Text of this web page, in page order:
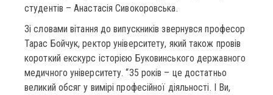
студентів – Анастасія Сивокоровська.
Зі словами вітання до випускників звернувся професор
Тарас Бойчук, ректор університету, який також провів
короткий екскурс історією Буковинського державного
медичного університету. “35 років – це достатньо
великий обсяг у вимірі професійної діяльності. І Ви,